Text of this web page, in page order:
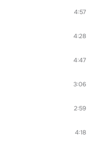
4:57
4:28
4:47
3:06
2:59
4:18